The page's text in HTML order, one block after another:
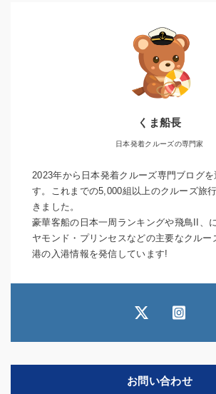
くま船長
日本発着クルーズの専門家
2023年から日本発着クルーズ専門ブログを
す。これまでの5,000組以上のクルーズ旅
きました。
豪華客船の日本一周ランキングや飛鳥II、
ヤモンド・プリンセスなどの主要なクルー
港の入港情報を発信しています!
お問い合わせ